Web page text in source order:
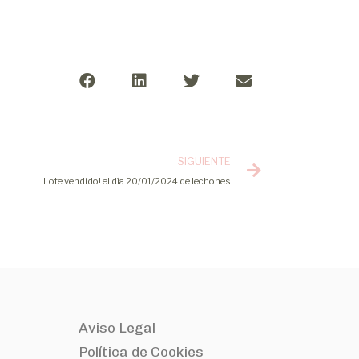
SIGUIENTE
¡Lote vendido! el día 20/01/2024 de lechones
Aviso Legal
Política de Cookies